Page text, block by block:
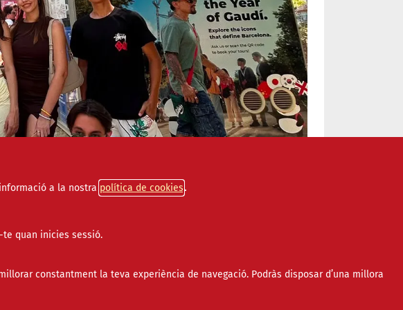
a la nostra política de cookies
quan inicies sessió.
constantment la teva experiència de navegació. Podràs disposar d’una millora